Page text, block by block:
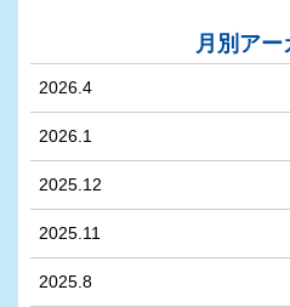
月別アー
2026.4
2026.1
2025.12
2025.11
2025.8